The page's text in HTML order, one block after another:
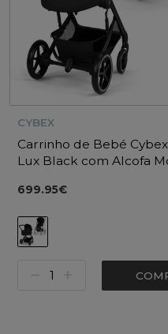
CYBEX
Carrinho de Bebé
Lux Black com Alcofa
699.95€